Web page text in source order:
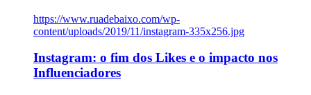
https://www.ruadebaixo.com/wp-
content/uploads/2019/11/instagram-335x256.jpg
Instagram: o fim dos Likes e o impacto nos
Influenciadores